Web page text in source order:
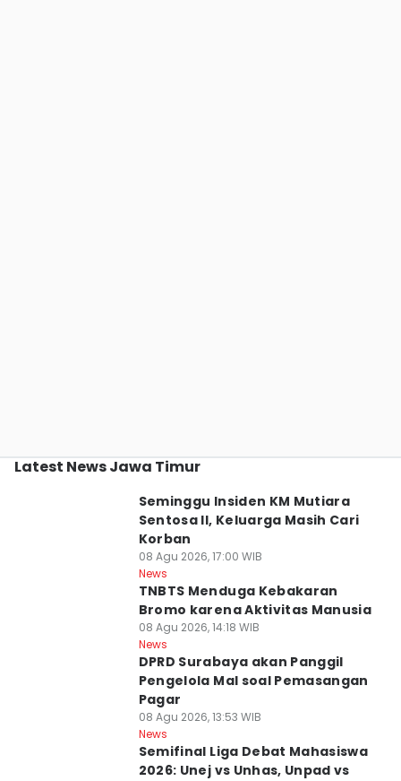
Latest News Jawa Timur
Seminggu Insiden KM Mutiara
Sentosa II, Keluarga Masih Cari
Korban
08 Agu 2026, 17:00 WIB
News
TNBTS Menduga Kebakaran
Bromo karena Aktivitas Manusia
08 Agu 2026, 14:18 WIB
News
DPRD Surabaya akan Panggil
Pengelola Mal soal Pemasangan
Pagar
08 Agu 2026, 13:53 WIB
News
Semifinal Liga Debat Mahasiswa
2026: Unej vs Unhas, Unpad vs